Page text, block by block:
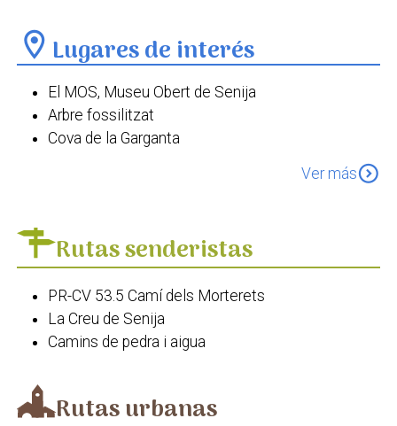
location_on Lugares de interés
El MOS, Museu Obert de Senija
Arbre fossilitzat
Cova de la Garganta
Ermita de la Mare de Déu Negreta
Ver másexpand_circle_down
Rutas senderistas
PR-CV 53.5 Camí dels Morterets
La Creu de Senija
Camins de pedra i aigua
Rutas urbanas